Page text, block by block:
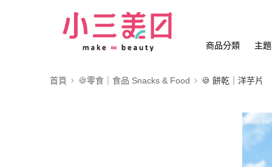
商品分類 主
首頁 🍪零食｜食品 Snacks & Food 🍪 餅乾｜洋芋片